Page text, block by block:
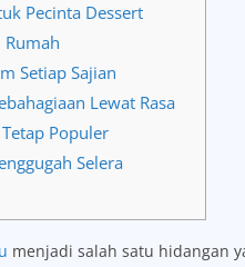
Pecinta Dessert
Setiap Sajian
Lewat Rasa
Populer
Selera
menjadi salah satu hidangan